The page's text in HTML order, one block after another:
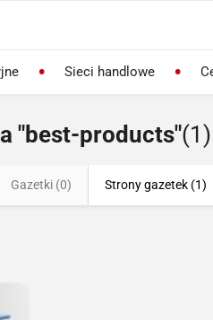
Sieci handlowe
"best-products"(1)
Gazetki (0) Strony gazetek (1)